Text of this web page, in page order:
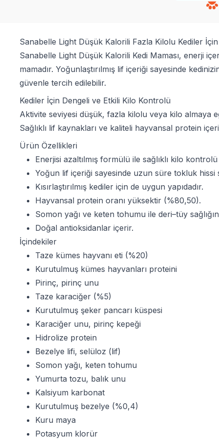
Sanabelle Light Düşük Kalorili Fazla Kilolu Kediler
Sanabelle Light Düşük Kalorili Kedi Maması, enerji
mamadır. Yoğunlaştırılmış lif içeriği sayesinde
güvenle tercih edilebilir.
Kediler İçin Dengeli ve Etkili Kilo Kontrolü
Aktivite seviyesi düşük, fazla kilolu veya kilo almaya
Sağlıklı lif kaynakları ve kaliteli hayvansal protein
Ürün Özellikleri
Enerjisi azaltılmış formülü ile sağlıklı kilo
Yoğun lif içeriği sayesinde uzun süre tokluk hissi
Kısırlaştırılmış kediler için de uygun yapıdadır.
Hayvansal protein oranı yüksektir (%80,50).
Somon yağı ve keten tohumu ile deri–tüy
Doğal antioksidanlar içerir.
İçindekiler
Taze kümes hayvanı eti (%20)
Kurutulmuş kümes hayvanları proteini
Pirinç, pirinç unu
Taze karaciğer (%5)
Kurutulmuş şeker pancarı küspesi
Karaciğer unu, pirinç kepeği
Hidrolize protein
Bezelye lifi, selüloz (lif)
Somon yağı, keten tohumu
Yumurta tozu, balık unu
Kalsiyum karbonat
Kurutulmuş bezelye (%0,4)
Kuru maya
Potasyum klorür